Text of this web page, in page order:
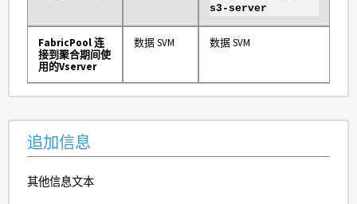
s3-server
FabricPool 连
接到聚合期间使
用的Vserver
数据 SVM 数据 SVM
追加信息
其他信息文本